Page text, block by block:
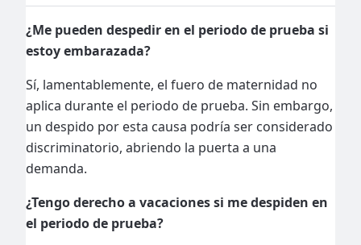
¿Me pueden despedir en el periodo de prueba si
estoy embarazada?
Sí, lamentablemente, el fuero de maternidad no
aplica durante el periodo de prueba. Sin embargo,
un despido por esta causa podría ser considerado
discriminatorio, abriendo la puerta a una
demanda.
¿Tengo derecho a vacaciones si me despiden en
el periodo de prueba?